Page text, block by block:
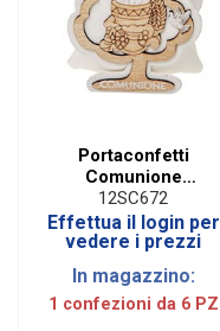
Portaconfetti
Comunione
Applicazione Calice
e Colomba in Legno
(6 PZ)
12SC672
Effettua il login per
vedere i prezzi
In magazzino:
1 confezioni da 6 PZ